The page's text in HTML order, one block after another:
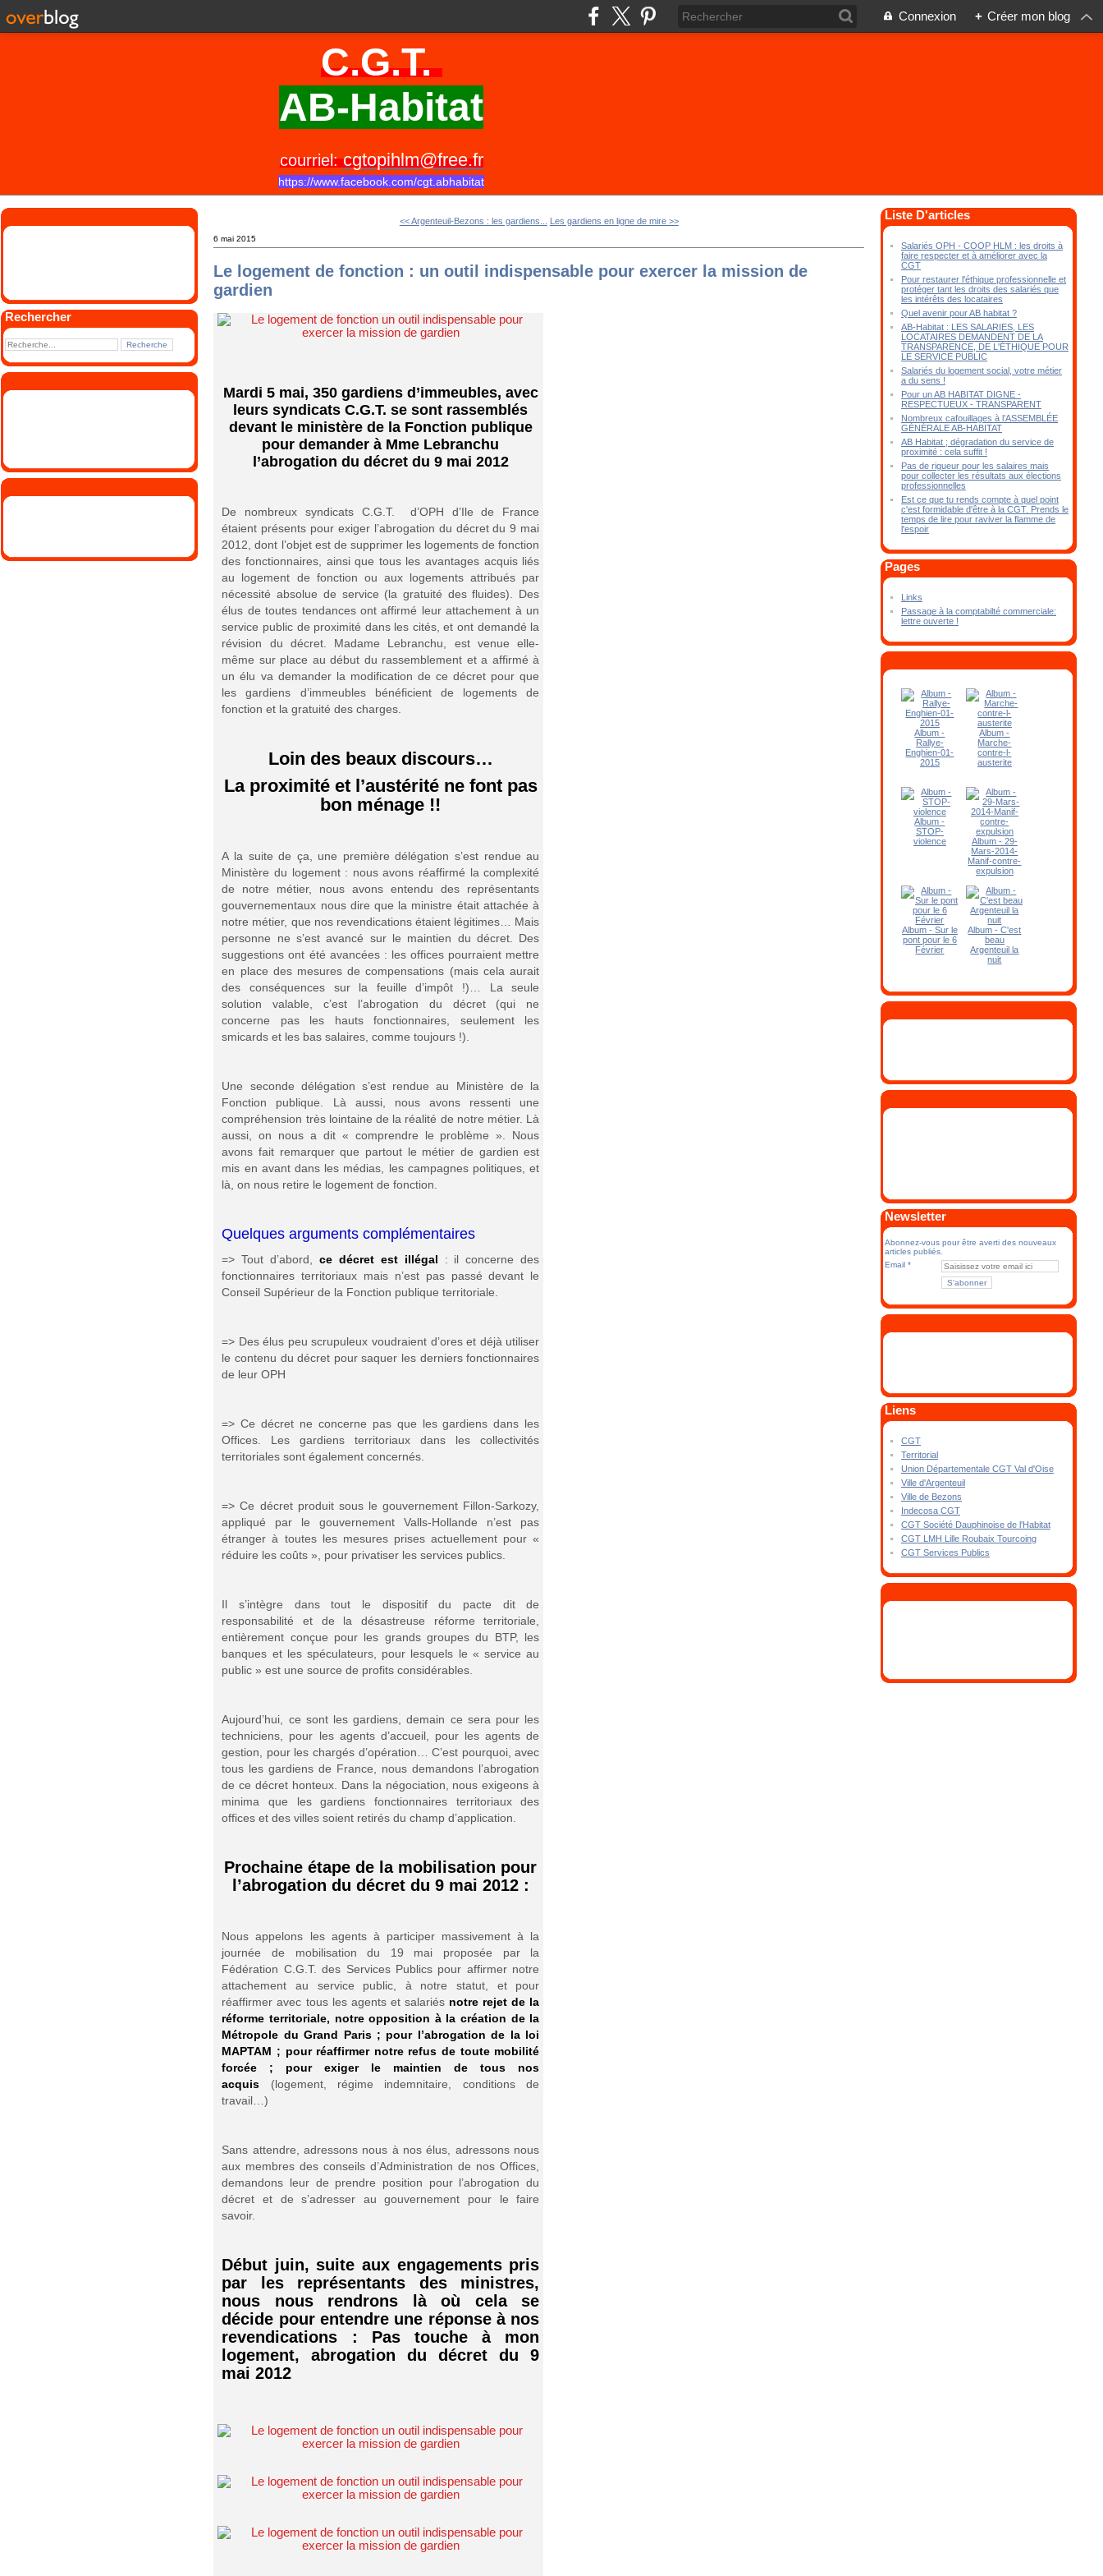
Connexion + Créer mon blog
C.G.T.
AB-Habitat
courriel:cgtopihlm@free.fr
https://www.facebook.com/cgt.abhabitat
Rechercher
<< Argenteuil-Bezons : les gardiens... Les gardiens en ligne de mire >>
6 mai 2015
Le logement de fonction : un outil indispensable pour exercer la mission de
gardien
Mardi 5 mai, 350 gardiens d’immeubles, avec
leurs syndicats C.G.T. se sont rassemblés
devant le ministère de la Fonction publique
pour demander à Mme Lebranchu
l’abrogation du décret du 9 mai 2012
De nombreux syndicats C.G.T. d’OPH d’Ile de France
étaient présents pour exiger l’abrogation du décret du 9 mai
2012, dont l’objet est de supprimer les logements de fonction
des fonctionnaires, ainsi que tous les avantages acquis liés
au logement de fonction ou aux logements attribués par
nécessité absolue de service (la gratuité des fluides). Des
élus de toutes tendances ont affirmé leur attachement à un
service public de proximité dans les cités, et ont demandé la
révision du décret. Madame Lebranchu, est venue elle-
même sur place au début du rassemblement et a affirmé à
un élu va demander la modification de ce décret pour que
les gardiens d’immeubles bénéficient de logements de
fonction et la gratuité des charges.
Loin des beaux discours…
La proximité et l’austérité ne font pas
bon ménage !!
A la suite de ça, une première délégation s’est rendue au
Ministère du logement : nous avons réaffirmé la complexité
de notre métier, nous avons entendu des représentants
gouvernementaux nous dire que la ministre était attachée à
notre métier, que nos revendications étaient légitimes… Mais
personne ne s’est avancé sur le maintien du décret. Des
suggestions ont été avancées : les offices pourraient mettre
en place des mesures de compensations (mais cela aurait
des conséquences sur la feuille d’impôt !)… La seule
solution valable, c’est l’abrogation du décret (qui ne
concerne pas les hauts fonctionnaires, seulement les
smicards et les bas salaires, comme toujours !).
Une seconde délégation s’est rendue au Ministère de la
Fonction publique. Là aussi, nous avons ressenti une
compréhension très lointaine de la réalité de notre métier. Là
aussi, on nous a dit « comprendre le problème ». Nous
avons fait remarquer que partout le métier de gardien est
mis en avant dans les médias, les campagnes politiques, et
là, on nous retire le logement de fonction.
Quelques arguments complémentaires
=> Tout d’abord, ce décret est illégal : il concerne des
fonctionnaires territoriaux mais n’est pas passé devant le
Conseil Supérieur de la Fonction publique territoriale.
=> Des élus peu scrupuleux voudraient d’ores et déjà utiliser
le contenu du décret pour saquer les derniers fonctionnaires
de leur OPH
=> Ce décret ne concerne pas que les gardiens dans les
Offices. Les gardiens territoriaux dans les collectivités
territoriales sont également concernés.
=> Ce décret produit sous le gouvernement Fillon-Sarkozy,
appliqué par le gouvernement Valls-Hollande n’est pas
étranger à toutes les mesures prises actuellement pour «
réduire les coûts », pour privatiser les services publics.
Il s’intègre dans tout le dispositif du pacte dit de
responsabilité et de la désastreuse réforme territoriale,
entièrement conçue pour les grands groupes du BTP, les
banques et les spéculateurs, pour lesquels le « service au
public » est une source de profits considérables.
Aujourd’hui, ce sont les gardiens, demain ce sera pour les
techniciens, pour les agents d’accueil, pour les agents de
gestion, pour les chargés d’opération… C’est pourquoi, avec
tous les gardiens de France, nous demandons l’abrogation
de ce décret honteux. Dans la négociation, nous exigeons à
minima que les gardiens fonctionnaires territoriaux des
offices et des villes soient retirés du champ d’application.
Prochaine étape de la mobilisation pour
l’abrogation du décret du 9 mai 2012 :
Nous appelons les agents à participer massivement à la
journée de mobilisation du 19 mai proposée par la
Fédération C.G.T. des Services Publics pour affirmer notre
attachement au service public, à notre statut, et pour
réaffirmer avec tous les agents et salariés notre rejet de la
réforme territoriale, notre opposition à la création de la
Métropole du Grand Paris ; pour l’abrogation de la loi
MAPTAM ; pour réaffirmer notre refus de toute mobilité
forcée ; pour exiger le maintien de tous nos
acquis (logement, régime indemnitaire, conditions de
travail…)
Sans attendre, adressons nous à nos élus, adressons nous
aux membres des conseils d’Administration de nos Offices,
demandons leur de prendre position pour l’abrogation du
décret et de s’adresser au gouvernement pour le faire
savoir.
Début juin, suite aux engagements pris
par les représentants des ministres,
nous nous rendrons là où cela se
décide pour entendre une réponse à nos
revendications : Pas touche à mon
logement, abrogation du décret du 9
mai 2012
Liste D'articles
Salariés OPH - COOP HLM : les droits à
faire respecter et à améliorer avec la
CGT
Pour restaurer l'éthique professionnelle et
protéger tant les droits des salariés que
les intérêts des locataires
Quel avenir pour AB habitat ?
AB-Habitat : LES SALARIES, LES
LOCATAIRES DEMANDENT DE LA
TRANSPARENCE, DE L'ÉTHIQUE POUR
LE SERVICE PUBLIC
Salariés du logement social, votre métier
a du sens !
Pour un AB HABITAT DIGNE -
RESPECTUEUX - TRANSPARENT
Nombreux cafouillages à l’ASSEMBLÉE
GÉNÉRALE AB-HABITAT
AB Habitat ; dégradation du service de
proximité : cela suffit !
Pas de rigueur pour les salaires mais
pour collecter les résultats aux élections
professionnelles
Est ce que tu rends compte à quel point
c'est formidable d'être à la CGT. Prends le
temps de lire pour raviver la flamme de
l'espoir
Pages
Links
Passage à la comptabilté commerciale:
lettre ouverte !
Album -
Rallye-
Enghien-01-
2015
Album -
Marche-
contre-l-
austerite
Album -
STOP-
violence
Album - 29-
Mars-2014-
Manif-contre-
expulsion
Album - Sur le
pont pour le 6
Février
Album - C'est
beau
Argenteuil la
nuit
Newsletter
Abonnez-vous pour être averti des nouveaux
articles publiés.
Email
Liens
CGT
Territorial
Union Départementale CGT Val d'Oise
Ville d'Argenteuil
Ville de Bezons
Indecosa CGT
CGT Société Dauphinoise de l'Habitat
CGT LMH Lille Roubaix Tourcoing
CGT Services Publics